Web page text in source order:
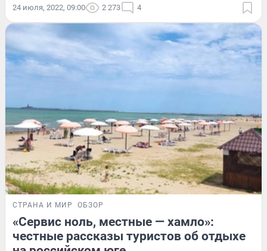
24 июля, 2022, 09:00 2 273 4
СТРАНА И МИР ОБЗОР
«Сервис ноль, местные — хамло»:
честные рассказы туристов об отдыхе